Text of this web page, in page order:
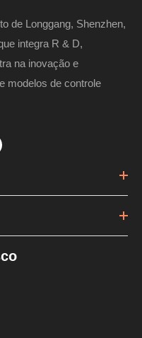
de Longgang, Shenzhen,
integra R & D,
na inovação e
modelos de controle